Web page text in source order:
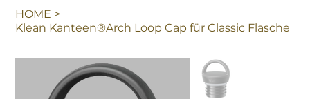
HOME >
Klean Kanteen®Arch Loop Cap für Classic Flasche